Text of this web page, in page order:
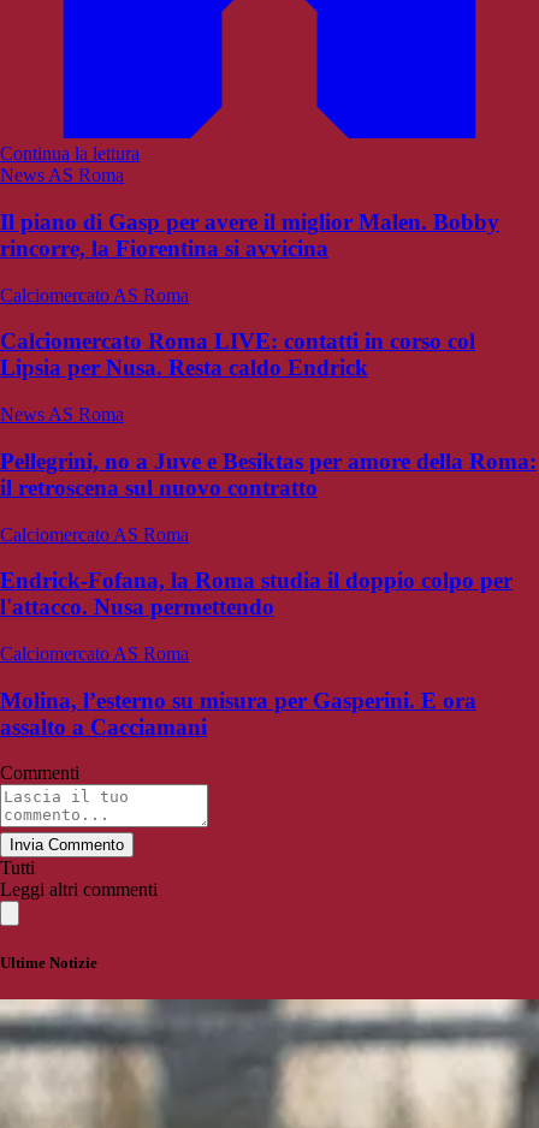
Continua la lettura
News AS Roma
Il piano di Gasp per avere il miglior Malen. Bobby
rincorre, la Fiorentina si avvicina
Calciomercato AS Roma
Calciomercato Roma LIVE: contatti in corso col
Lipsia per Nusa. Resta caldo Endrick
News AS Roma
Pellegrini, no a Juve e Besiktas per amore della Roma:
il retroscena sul nuovo contratto
Calciomercato AS Roma
Endrick-Fofana, la Roma studia il doppio colpo per
l'attacco. Nusa permettendo
Calciomercato AS Roma
Molina, l’esterno su misura per Gasperini. E ora
assalto a Cacciamani
Commenti
Invia Commento
Tutti
Leggi altri commenti
Ultime Notizie